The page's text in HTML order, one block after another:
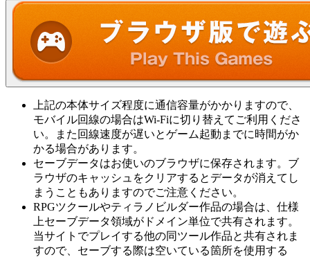
上記の本体サイズ程度に通信容量がかかりますので、
モバイル回線の場合はWi-Fiに切り替えてご利用くださ
い。また回線速度が遅いとゲーム起動までに時間がか
かる場合があります。
セーブデータはお使いのブラウザに保存されます。ブ
ラウザのキャッシュをクリアするとデータが消えてし
まうこともありますのでご注意ください。
RPGツクールやティラノビルダー作品の場合は、仕様
上セーブデータ領域がドメイン単位で共有されます。
当サイトでプレイする他の同ツール作品と共有されま
すので、セーブする際は空いている箇所を使用する